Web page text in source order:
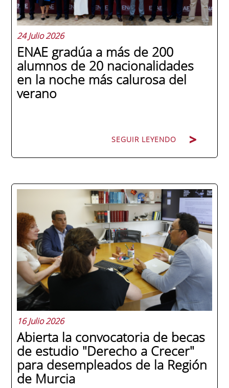
24 Julio 2026
ENAE gradúa a más de 200
alumnos de 20 nacionalidades
en la noche más calurosa del
verano
SEGUIR LEYENDO
La promoción 2025/2026 de ENAE Business
School se convirtió en una de las más
internacionales de la historia de la escuela
en una ceremonia celebrada en Murcia
con 44 grados y más de 600 asistentes.
Ricardo Navarro, vicepresidente senior de
Generac Power Systems en Estados Unidos
y antiguo alumno...
16 Julio 2026
Abierta la convocatoria de becas
de estudio "Derecho a Crecer"
para desempleados de la Región
de Murcia